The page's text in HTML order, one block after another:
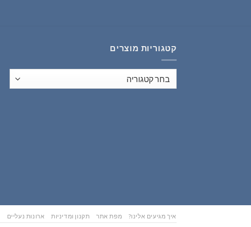
קטגוריות מוצרים
איך מגיעים אלינו? מפת אתר תקנון ומדיניות ארונות נעליים